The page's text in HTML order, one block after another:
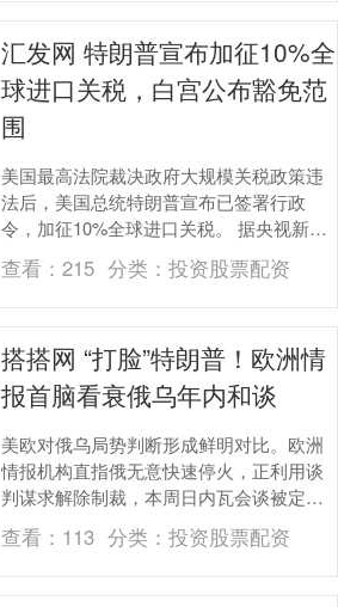
汇发网 特朗普宣布加征10%全
球进口关税，白宫公布豁免范
围
美国最高法院裁决政府大规模关税政策违
法后，美国总统特朗普宣布已签署行政
令，加征10%全球进口关税。 据央视新闻
报道，当地时间2026年2月20日，特朗普
在其社交....
查看：215 分类： 投资股票配资
搭搭网 “打脸”特朗普！欧洲情
报首脑看衰俄乌年内和谈
美欧对俄乌局势判断形成鲜明对比。欧洲
情报机构直指俄无意快速停火，正利用谈
判谋求解除制裁，本周日内瓦会谈被定性
为“谈判作秀”。 尽管美国总统特朗普宣
称，由美国斡旋....
查看： 113 分类： 投资股票配资